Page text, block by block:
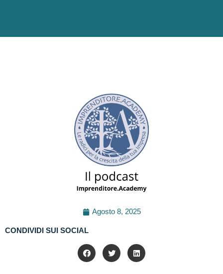
Agosto 8, 2025
CONDIVIDI SUI SOCIAL